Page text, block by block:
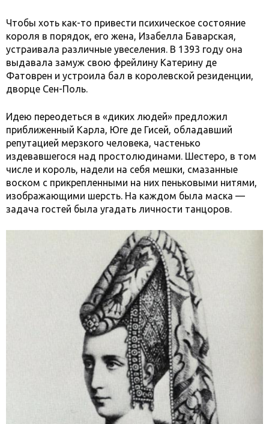
Чтобы хоть как-то привести психическое состояние
короля в порядок, его жена, Изабелла Баварская,
устраивала различные увеселения. В 1393 году она
выдавала замуж свою фрейлину Катерину де
Фатоврен и устроила бал в королевской резиденции,
дворце Сен-Поль.
Идею переодеться в «диких людей» предложил
приближенный Карла, Юге де Гисей, обладавший
репутацией мерзкого человека, частенько
издевавшегося над простолюдинами. Шестеро, в том
числе и король, надели на себя мешки, смазанные
воском с прикрепленными на них пеньковыми нитями,
изображающими шерсть. На каждом была маска —
задача гостей была угадать личности танцоров.